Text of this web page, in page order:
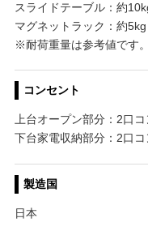
スライドテーブル：約
マグネットラック：約5kg
※耐荷重量は参考値です。
コンセント
上台オープン部分：2口
下台家電収納部分：2口
製造国
日本